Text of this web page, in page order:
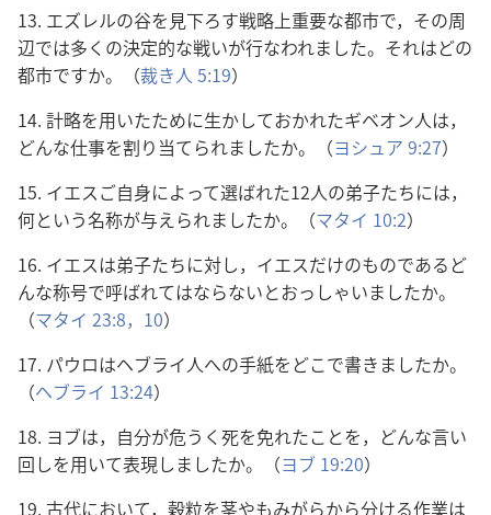
13. エズレルの谷を見下ろす戦略上重要な都市で，その周
辺では多くの決定的な戦いが行なわれました。それはどの
都市ですか。（裁き人 5:19）
14. 計略を用いたために生かしておかれたギベオン人は，
どんな仕事を割り当てられましたか。（ヨシュア 9:27）
15. イエスご自身によって選ばれた12人の弟子たちには，
何という名称が与えられましたか。（マタイ 10:2）
16. イエスは弟子たちに対し，イエスだけのものであるど
んな称号で呼ばれてはならないとおっしゃいましたか。
（マタイ 23:8， 10）
17. パウロはヘブライ人への手紙をどこで書きましたか。
（ヘブライ 13:24）
18. ヨブは，自分が危うく死を免れたことを，どんな言い
回しを用いて表現しましたか。（ヨブ 19:20）
19. 古代において，穀粒を茎やもみがらから分ける作業は